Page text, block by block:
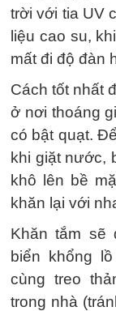
trời với tia UV
liệu cao su,
mất đi độ đàn
Cách tốt nhất
ở nơi thoáng
có bật quạt.
khi giặt nước,
khô lên bề
khăn lại với
Khăn tắm sẽ
biển khổng
cùng treo
trong nhà